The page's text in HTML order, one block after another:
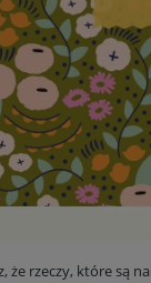
że rzeczy, które są